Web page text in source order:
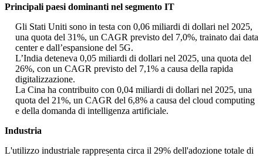
Principali paesi dominanti nel segmento IT
Gli Stati Uniti sono in testa con 0,06 miliardi di dollari nel 2025,
una quota del 31%, un CAGR previsto del 7,0%, trainato dai data
center e dall’espansione del 5G.
L’India deteneva 0,05 miliardi di dollari nel 2025, una quota del
26%, con un CAGR previsto del 7,1% a causa della rapida
digitalizzazione.
La Cina ha contribuito con 0,04 miliardi di dollari nel 2025, una
quota del 21%, un CAGR del 6,8% a causa del cloud computing
e della domanda di intelligenza artificiale.
Industria
L'utilizzo industriale rappresenta circa il 29% dell'adozione totale di